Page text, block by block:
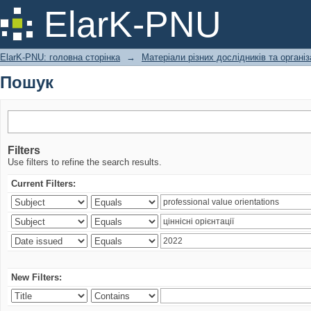
ElarK-PNU
Пошук
ElarK-PNU: головна сторінка → Матеріали різних дослідників та
Пошук
Filters
Use filters to refine the search results.
Current Filters:
New Filters: